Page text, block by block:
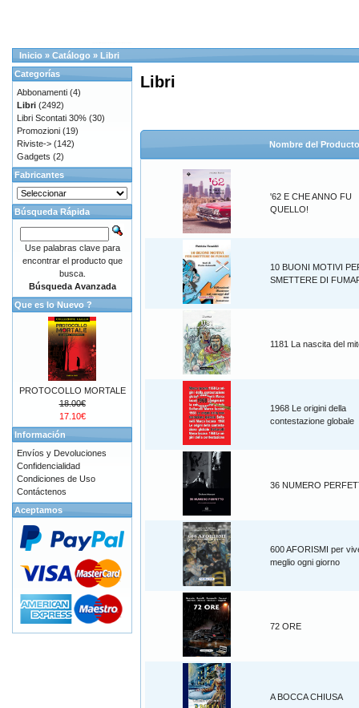
Inicio » Catálogo » Libri
Libri
Nombre del
'62 E CHE ANNO FU
QUELLO!
10 BUONI MOTIVI
SMETTERE DI
1181 La nascita del
1968 Le origini della
contestazione globale
36 NUMERO
600 AFORISMI per
meglio ogni giorno
72 ORE
A BOCCA CHIUSA
Categorías
Abbonamenti (4)
Libri (2492)
Libri Scontati 30% (30)
Promozioni (19)
Riviste-> (142)
Gadgets (2)
Fabricantes
Búsqueda Rápida
Use palabras clave para
encontrar el producto que
busca.
Búsqueda Avanzada
Que es lo Nuevo ?
PROTOCOLLO MORTALE
18.00€
17.10€
Información
Envíos y Devoluciones
Confidencialidad
Condiciones de Uso
Contáctenos
Aceptamos